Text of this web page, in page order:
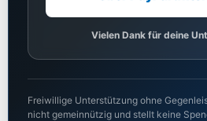
Vielen Dank für deine
Freiwillige Unterstützung ohne
nicht gemeinnützig und stellt keine